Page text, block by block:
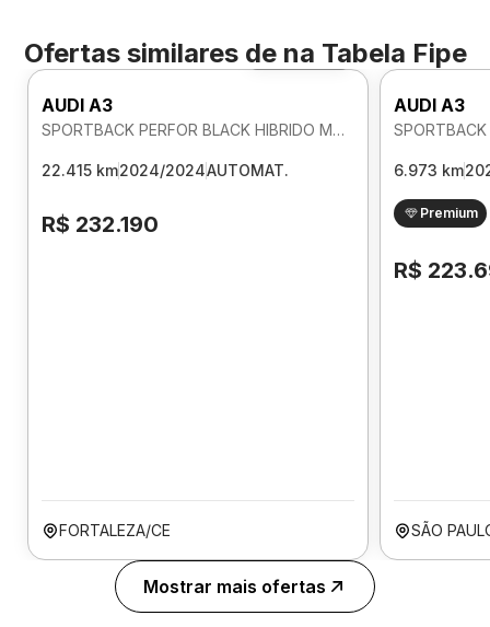
Ofertas similares de na Tabela Fipe
Foto 360º
AUDI A3
SPORTBACK PERFOR BLACK HIBRIDO MHEV 2.0 AUTOMATICO
22.415 km2024/2024AUTOMAT.
R$ 232.190
FORTALEZA/CE
AUDI A3
6.973 km
Premium
R$
SÃO
Mostrar mais ofertas